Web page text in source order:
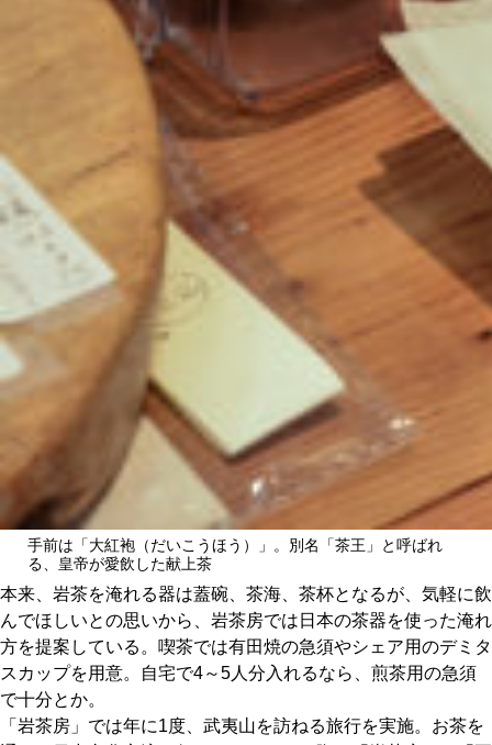
手前は「大紅袍（だいこうほう）」。別名「茶王」と呼ばれ
る、皇帝が愛飲した献上茶
本来、岩茶を淹れる器は蓋碗、茶海、茶杯となるが、気軽に飲
んでほしいとの思いから、岩茶房では日本の茶器を使った淹れ
方を提案している。喫茶では有田焼の急須やシェア用のデミタ
スカップを用意。自宅で4～5人分入れるなら、煎茶用の急須
で十分とか。
「岩茶房」では年に1度、武夷山を訪ねる旅行を実施。お茶を